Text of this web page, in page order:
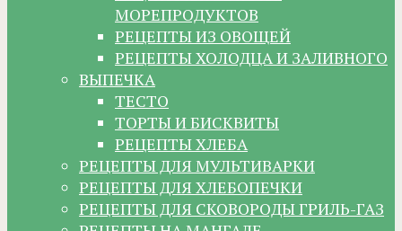
МОРЕПРОДУКТОВ
РЕЦЕПТЫ ИЗ ОВОЩЕЙ
РЕЦЕПТЫ ХОЛОДЦА И ЗАЛИВНОГО
ВЫПЕЧКА
ТЕСТО
ТОРТЫ И БИСКВИТЫ
РЕЦЕПТЫ ХЛЕБА
РЕЦЕПТЫ ДЛЯ МУЛЬТИВАРКИ
РЕЦЕПТЫ ДЛЯ ХЛЕБОПЕЧКИ
РЕЦЕПТЫ ДЛЯ СКОВОРОДЫ ГРИЛЬ-ГАЗ